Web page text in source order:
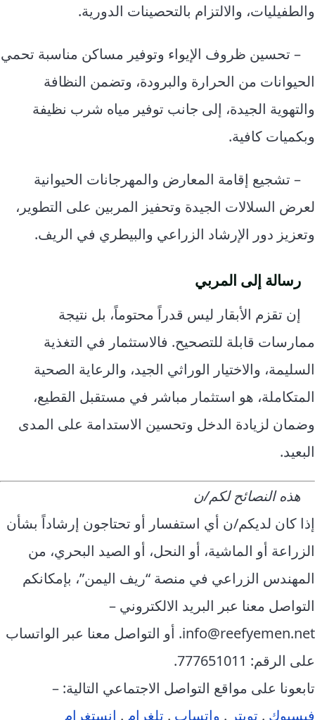
والطفيليات، والالتزام بالتحصينات الدورية.
– تحسين ظروف الإيواء وتوفير مساكن مناسبة تحمي
الحيوانات من الحرارة والبرودة، وتضمن النظافة
والتهوية الجيدة، إلى جانب توفير مياه شرب نظيفة
وبكميات كافية.
– تشجيع إقامة المعارض والمهرجانات الحيوانية
لعرض السلالات الجيدة وتحفيز المربين على التطوير،
وتعزيز دور الإرشاد الزراعي والبيطري في الريف.
رسالة إلى المربي
إن تقزم الأبقار ليس قدراً محتوماً، بل نتيجة
ممارسات قابلة للتصحيح. فالاستثمار في التغذية
السليمة، والاختيار الوراثي الجيد، والرعاية الصحية
المتكاملة، هو استثمار مباشر في مستقبل القطيع،
وضمان لزيادة الدخل وتحسين الاستدامة على المدى
البعيد.
هذه النصائح لكم/ن
إذا كان لديكم/ن أي استفسار أو تحتاجون إرشاداً بشأن
الزراعة أو الماشية، أو النحل، أو الصيد البحري، من
المهندس الزراعي في منصة “ريف اليمن”، بإمكانكم
التواصل معنا عبر البريد الالكتروني –
info@reefyemen.net. أو التواصل معنا عبر الواتساب
على الرقم: 777651011.
تابعونا على مواقع التواصل الاجتماعي التالية: –
فيسبوك . تويتر . واتساب . تلغرام . إنستغرام